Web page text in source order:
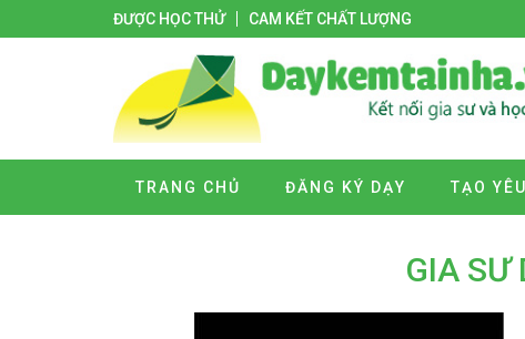
ĐƯỢC HỌC THỬ CAM KẾT CHẤT LƯỢNG
TRANG CHỦ ĐĂNG KÝ DẠY TẠO
GIA SƯ